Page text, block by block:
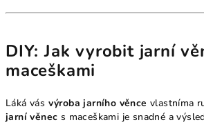
DIY: Jak vyrobit jarní
maceškami
Láká vás výroba jarního věnce vlastníma
jarní věnec s maceškami je snadné a